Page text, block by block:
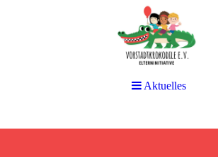
Aktuelles